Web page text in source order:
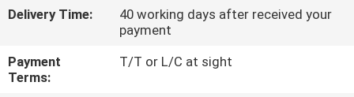
JAKOŚCI
Delivery Time:
40 working days after received your
payment
Payment
Terms:
T/T or L/C at sight